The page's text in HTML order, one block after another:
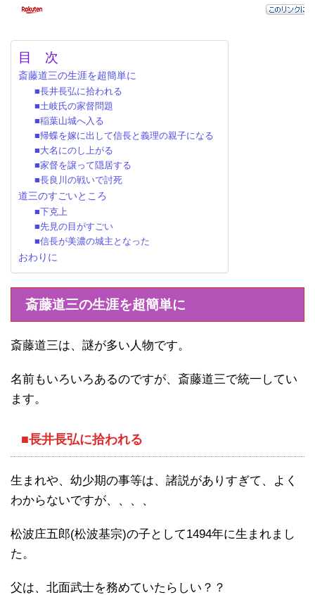
目 次
斎藤道三の生涯を超簡単に
■長井長弘に拾われる
■土岐氏の家督問題
■稲葉山城へ入る
■帰蝶を嫁に出して信長と義理の親子になる
■大名にのし上がる
■家督を譲って隠居する
■長良川の戦いで討死
道三のすごいところ
■下克上
■先見の目がすごい
■信長が美濃の城主となった
おわりに
斎藤道三の生涯を超簡単に
斎藤道三は、謎が多い人物です。
名前もいろいろあるのですが、斎藤道三で統一してい
ます。
■長井長弘に拾われる
生まれや、幼少期の事等は、諸説がありすぎて、よく
わからないですが、、、、
松波庄五郎(松波基宗)の子として1494年に生まれまし
た。
父は、北面武士を務めていたらしい？？